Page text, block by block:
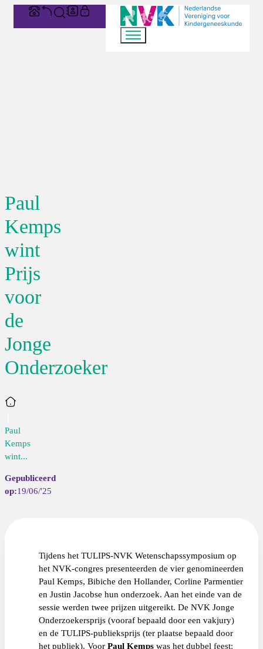
Paul
Kemps
wint
Prijs
voor
de
Jonge
Onderzoeker
Home
Paul
Kemps
wint...
19/06/'25
Tijdens het TULIPS-NVK Wetenschapssymposium op
het NVK-congres presenteerden de vier genomineerden
Paul Kemps, Bibiche den Hollander, Corline Parmentier
en Justin Jacobse hun onderzoek. Aan het einde van de
sessie werden twee prijzen uitgereikt. De NVK Jonge
Onderzoekersprijs (vooraf bepaald door een vakjury)
en de TULIPS-publieksprijs (ter plaatse bepaald door
het publiek). Voor Paul Kempswas het dubbel feest: